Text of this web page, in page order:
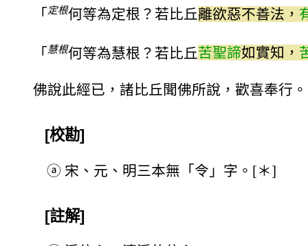
「 定根何等為定根？若比丘離欲惡不善法，
「慧根何等為慧根？若比丘苦聖諦如實知，
佛說此經已，諸比丘聞佛所說，歡喜奉行。
[校勘]
ⓐ 宋、元、明三本無「令」字。[＊]
[註解]